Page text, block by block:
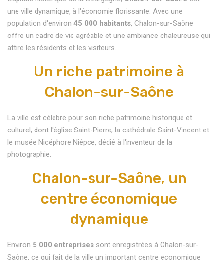
une ville dynamique, à l'économie florissante. Avec une
population d'environ 45 000 habitants, Chalon-sur-Saône
offre un cadre de vie agréable et une ambiance chaleureuse qui
attire les résidents et les visiteurs.
Un riche patrimoine à
Chalon-sur-Saône
La ville est célèbre pour son riche patrimoine historique et
culturel, dont l'église Saint-Pierre, la cathédrale Saint-Vincent et
le musée Nicéphore Niépce, dédié à l'inventeur de la
photographie.
Chalon-sur-Saône, un
centre économique
dynamique
Environ 5 000 entreprises sont enregistrées à Chalon-sur-
Saône, ce qui fait de la ville un important centre économique